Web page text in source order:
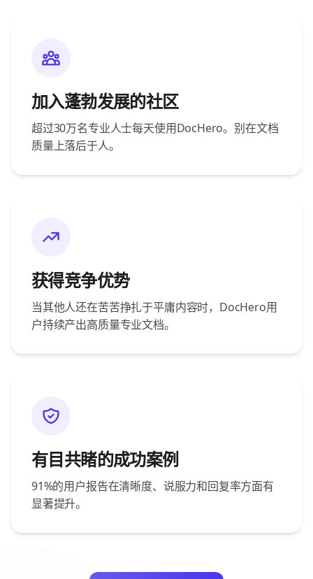
加入蓬勃发展的社区
超过30万名专业人士每天使用DocHero。别在文档
质量上落后于人。
获得竞争优势
当其他人还在苦苦挣扎于平庸内容时，DocHero用
户持续产出高质量专业文档。
有目共睹的成功案例
91%的用户报告在清晰度、说服力和回复率方面有
显著提升。